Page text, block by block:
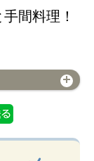
間料理！